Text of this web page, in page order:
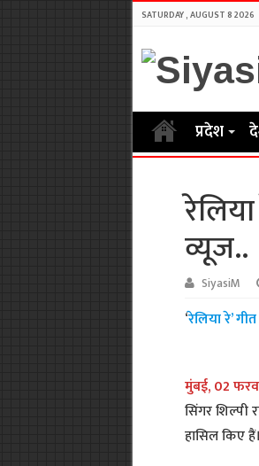
SATURDAY , AUGUST 8 2026
प्रदेश
व्यूज..
SiyasiM
‘रेलिया रे’
मुंबई, 02
सिंगर शिल्पी
हासिल किए हैं।